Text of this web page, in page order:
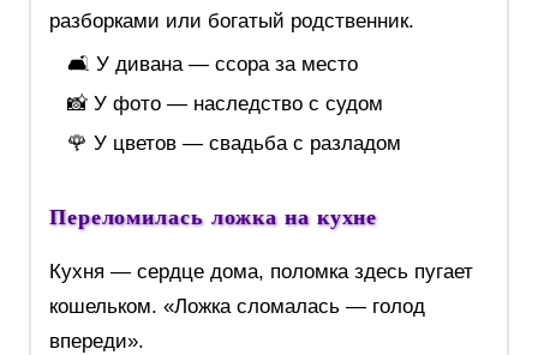
разборками или богатый родственник.
🛋️ У дивана — ссора за место
📸 У фото — наследство с судом
🌹 У цветов — свадьба с разладом
Переломилась ложка на кухне
Кухня — сердце дома, поломка здесь пугает
кошельком. «Ложка сломалась — голод
впереди».